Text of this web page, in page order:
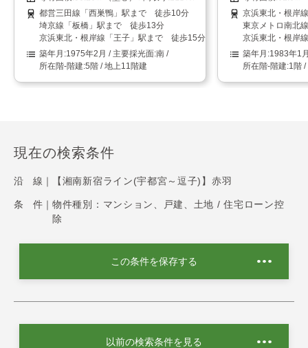
都営三田線「西巣鴨」駅まで 徒歩10分
埼京線「板橋」駅まで 徒歩13分
京浜東北・根岸線「王子」駅まで 徒歩15分
1975年2月
南
5階 / 地上11階建
京浜東北・根岸
東京メトロ南北
京浜東北・根岸
1983年1
1階
現在の検索条件
沿 線｜ 【湘南新宿ライン(宇都宮～逗子)】赤羽
条 件｜ 物件種別：マンション、戸建、土地 / 住宅ローン控
除
この条件を保存する
以前の検索条件を見る